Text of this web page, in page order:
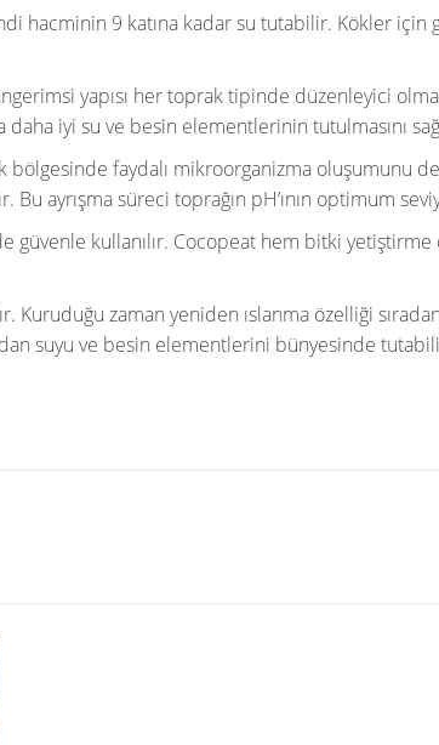
hacminin 9 katına kadar su tutabilir. Kökler
yapısı her toprak tipinde düzenleyici
daha iyi su ve besin elementlerinin tutulmasını
faydalı mikroorganizma oluşumunu
ayrışma süreci toprağın pH’ının optimum
kullanılır. Cocopeat hem bitki
Kuruduğu zaman yeniden ıslanma özelliği
suyu ve besin elementlerini bünyesinde